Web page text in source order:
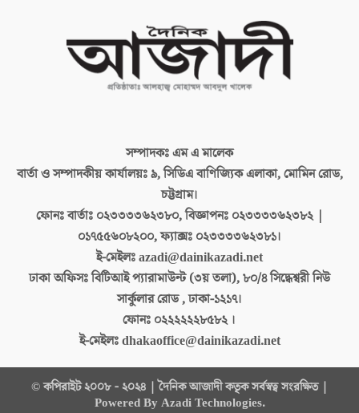
সম্পাদকঃএম এ মালেক
বার্তা ও সম্পাদকীয় কার্যালয়ঃ৯, সিডিএ বাণিজ্যিক এলাকা, মোমিন রোড,
চট্টগ্রাম।
ফোনঃ বার্তাঃ ০২৩৩৩৩৬২৩৮০, বিজ্ঞাপনঃ ০২৩৩৩৩৬২৩৮২ |
০১৭৫৫৬০৮২০০, ফ্যাক্সঃ ০২৩৩৩৩৬২৩৮১।
ই-মেইলঃazadi@dainikazadi.net
ঢাকা অফিসঃবিটিআই প্যারামাউন্ট (৩য় তলা), ৮০/৪ সিদ্ধেশ্বরী নিউ
সার্কুলার রোড , ঢাকা-১২১৭।
ফোনঃ ০২২২২২২৮৫৮২ ।
ই-মেইলঃdhakaoffice@dainikazadi.net
© কপিরাইট ২০০৮ - ২০২৪ | দৈনিক আজাদী কতৃক সর্বস্বত্ব সংরক্ষিত |
Powered By Azadi Technologies.